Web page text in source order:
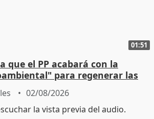
01:51
que el PP acabará con la
para regenerar las
02/08/2026